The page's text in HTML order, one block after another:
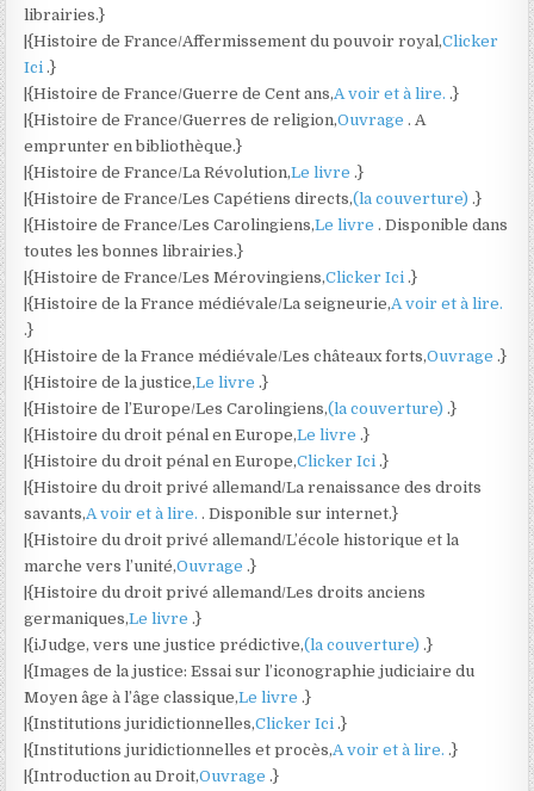
librairies.}
|{Histoire de France/Affermissement du pouvoir royal,Clicker
Ici .}
|{Histoire de France/Guerre de Cent ans,A voir et à lire. .}
|{Histoire de France/Guerres de religion,Ouvrage . A
emprunter en bibliothèque.}
|{Histoire de France/La Révolution,Le livre .}
|{Histoire de France/Les Capétiens directs,(la couverture) .}
|{Histoire de France/Les Carolingiens,Le livre . Disponible dans
toutes les bonnes librairies.}
|{Histoire de France/Les Mérovingiens,Clicker Ici .}
|{Histoire de la France médiévale/La seigneurie,A voir et à lire.
.}
|{Histoire de la France médiévale/Les châteaux forts,Ouvrage .}
|{Histoire de la justice,Le livre .}
|{Histoire de l’Europe/Les Carolingiens,(la couverture) .}
|{Histoire du droit pénal en Europe,Le livre .}
|{Histoire du droit pénal en Europe,Clicker Ici .}
|{Histoire du droit privé allemand/La renaissance des droits
savants,A voir et à lire. . Disponible sur internet.}
|{Histoire du droit privé allemand/L’école historique et la
marche vers l’unité,Ouvrage .}
|{Histoire du droit privé allemand/Les droits anciens
germaniques,Le livre .}
|{iJudge, vers une justice prédictive,(la couverture) .}
|{Images de la justice: Essai sur l’iconographie judiciaire du
Moyen âge à l’âge classique,Le livre .}
|{Institutions juridictionnelles,Clicker Ici .}
|{Institutions juridictionnelles et procès,A voir et à lire. .}
|{Introduction au Droit,Ouvrage .}